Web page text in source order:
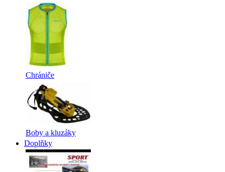
Chrániče
Boby a kluzáky
Doplňky